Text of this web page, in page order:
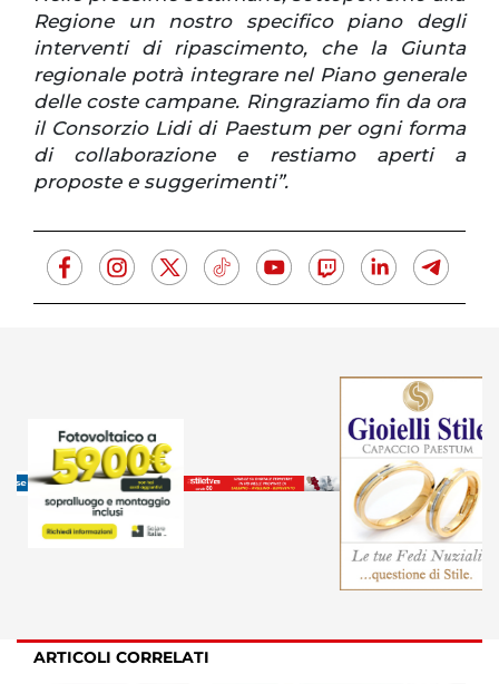
Regione un nostro specifico piano degli
interventi di ripascimento, che la Giunta
regionale potrà integrare nel Piano generale
delle coste campane. Ringraziamo fin da ora
il Consorzio Lidi di Paestum per ogni forma
di collaborazione e restiamo aperti a
proposte e suggerimenti”.
ARTICOLI CORRELATI